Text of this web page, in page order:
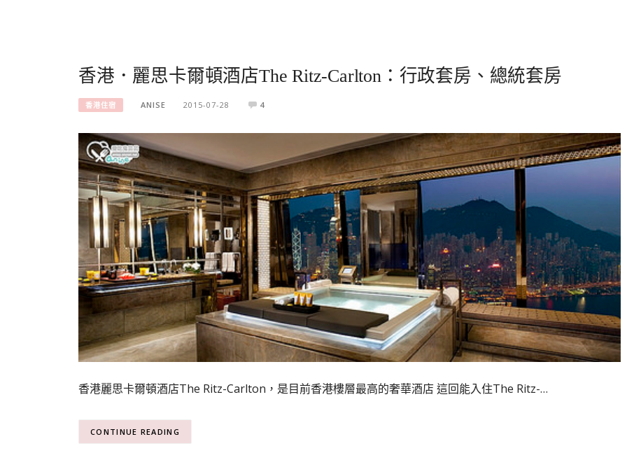
香港．麗思卡爾頓酒店The Ritz-Carlton：行政套房、總統套房
香港住宿 ANISE 2015-07-28 4
香港麗思卡爾頓酒店The Ritz-Carlton，是目前香港樓層最高的奢華酒店 這回能入住The Ritz-…
CONTINUE READING